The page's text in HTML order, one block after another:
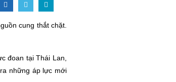
cung thắt chặt.
đoan tại Thái Lan,
những áp lực mới